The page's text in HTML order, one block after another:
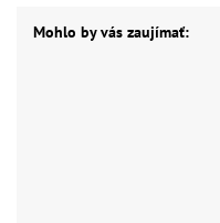
Mohlo by vás zaujímať: